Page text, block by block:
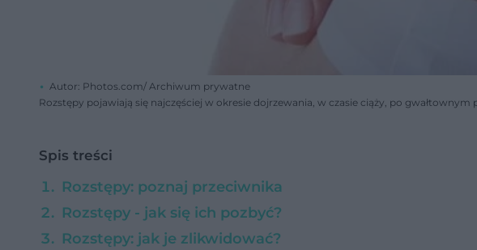
Autor: Photos.com/ Archiwum prywatne
Rozstępy pojawiają się najczęściej w okresie dojrzewania, w czasie ciąży, po
Spis treści
Rozstępy: poznaj przeciwnika
Rozstępy - jak się ich pozbyć?
Rozstępy: jak je zlikwidować?